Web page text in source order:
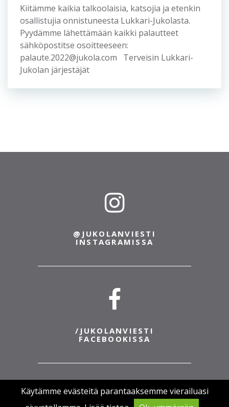
Kiitämme kaikia talkoolaisia, katsojia ja etenkin
osallistujia onnistuneesta Lukkari-Jukolasta.
Pyydämme lähettämään kaikki palautteet
sähköpostitse osoitteeseen:
palaute.2022@jukola.com Terveisin Lukkari-
Jukolan järjestäjät
@JUKOLANVIESTI
INSTAGRAMISSA
/JUKOLANVIESTI
FACEBOOKISSA
Käytämme evästeitä parantaaksemme vierailuasi